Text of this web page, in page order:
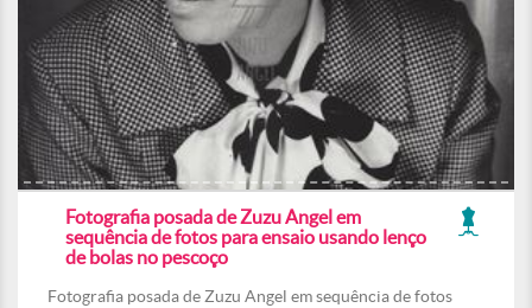
Fotografia posada de Zuzu Angel em
sequência de fotos para ensaio usando lenço
de bolas no pescoço
Fotografia posada de Zuzu Angel em sequência de fotos